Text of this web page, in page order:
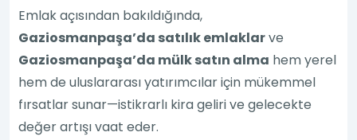
Emlak açısından bakıldığında,
Gaziosmanpaşa’da satılık emlaklarve
Gaziosmanpaşa’da mülk satın alma hem yerel
hem de uluslararası yatırımcılar için mükemmel
fırsatlar sunar—istikrarlı kira geliri ve gelecekte
değer artışı vaat eder.